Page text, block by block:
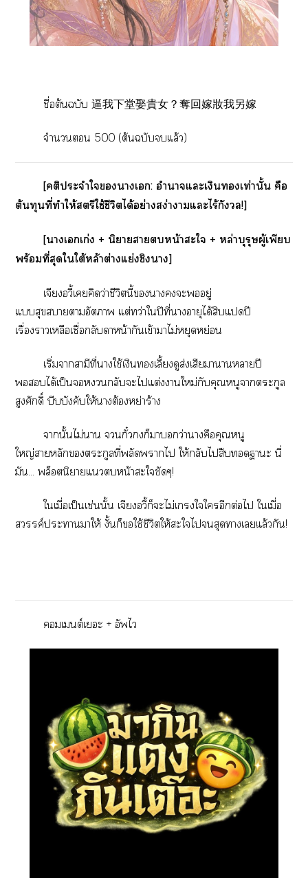
ชื่อต้นฉบับ 逼我下堂娶貴女？奪回嫁妝我另嫁
จำนวน 500 (ต้นฉบับแล้ว)
[คติประจำใาเ: อำนาจแะเงินเท่านั้น คือ
ต้นทุนที่ทำให้สตรีใช้ชีวิตได้อย่างสง่าาแะไร้กังวล!]
[าเเก่ง + นิยายาหน้าะใ + หล่าบุรุษผู้เพียบ
พร้อมที่สุดใใต้หล้าต่างแย่งชิงา]
เจียงอวี้เคิดว่าชีวิตนี้าะอยู่
แสุขาาอัตภาพ แต่ทว่าใปีที่าอายุได้สิบแปี
เรื่องาเหลือเชื่อกลับาหน้ากันเข้าาไม่หยุดหย่อน
เริ่มาสามีที่าใช้เงินเลี้ยงดูส่งเสียมาาาปี
ได้เป็นกลับะไแต่งาใหม่กับคุณหนูาตระกูล
สูงศักดิ์ บีบบังคับให้าต้องหย่าร้าง
านั้นไม่า กั๋งก็าว่านางคือคุณหนู
ใหญ่าหลักตระกูลที่พลัดพรากไ ให้กลับไสืบาะ นี่
มัน... พล็อตนิาแหน้าะใชัดๆ!
ใเมื่อเป็นเช่นนั้น เจียงอวี้ก็ะไม่เใใอีกต่อไ ใเมื่อ
สวรรค์ะาาให้ งั้นก็ใช้ชีวิตให้ะใไสุดาเแล้วกัน!
เต์เะ + อัพไ